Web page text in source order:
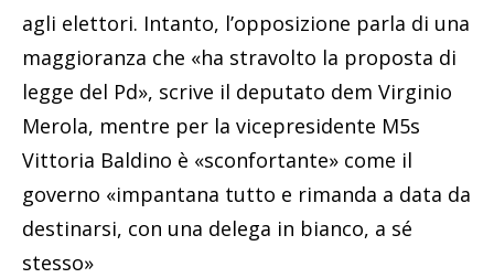
agli elettori. Intanto, l’opposizione parla di una
maggioranza che «ha stravolto la proposta di
legge del Pd», scrive il deputato dem Virginio
Merola, mentre per la vicepresidente M5s
Vittoria Baldino è «sconfortante» come il
governo «impantana tutto e rimanda a data da
destinarsi, con una delega in bianco, a sé
stesso»